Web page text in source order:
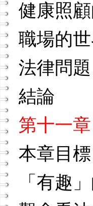
健康照
職場的
法律問題
結論
第十一
本章目標
「有趣